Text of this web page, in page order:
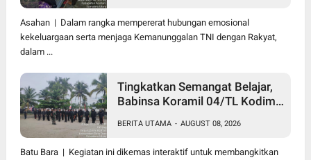
Kepada Lansia Usia 97 Tahun
Asahan | Dalam rangka mempererat hubungan emosional
kekeluargaan serta menjaga Kemanunggalan TNI dengan Rakyat,
dalam ...
Tingkatkan Semangat Belajar,
Babinsa Koramil 04/TL Kodim
Wawasan Kebangsaan bagi
Pelajar SMA & SMK
BERITA UTAMA - AUGUST 08, 2026
Batu Bara | Kegiatan ini dikemas interaktif untuk membangkitkan